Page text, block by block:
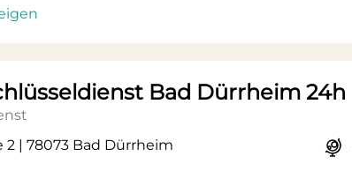
Bad Dürrheim 24h
2 | 78073 Bad Dürrheim